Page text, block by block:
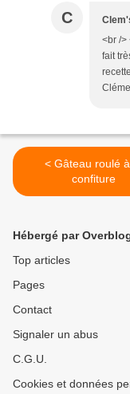
C
<br />
fait
< Gâteau roulé à la
confiture
Hébergé par
Top articles
Pages
Contact
Signaler un abus
C.G.U.
Cookies et données